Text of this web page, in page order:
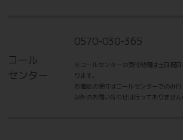
コール
センター
0570-030-365
※コールセンターの受付時間は土日祝
ります。
お電話の受付はコールセンターでのみ
以外のお問い合わせは行っておりません